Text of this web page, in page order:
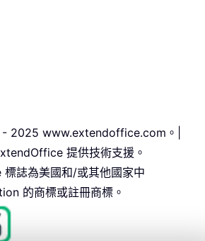
www.extendoffice.com。|
提供技術支援。
誌為美國和/或其他國家中
的商標或註冊商標。